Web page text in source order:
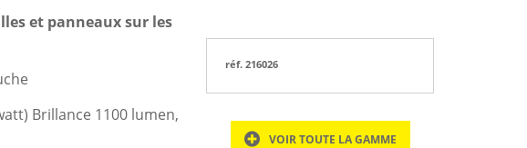
et panneaux sur les
Brillance 1100 lumen,
réf. 216026
VOIR TOUTE LA GAMME